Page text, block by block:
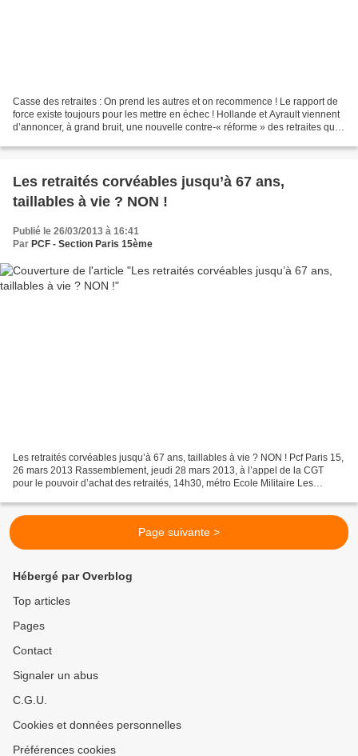
Casse des retraites : On prend les autres et on recommence ! Le rapport de
force existe toujours pour les mettre en échec ! Hollande et Ayrault viennent
d’annoncer, à grand bruit, une nouvelle contre-« réforme » des retraites qui
Les retraités corvéables jusqu’à 67 ans,
taillables à vie ? NON !
Publié le 26/03/2013 à 16:41
Par PCF - Section Paris 15ème
Les retraités corvéables jusqu’à 67 ans, taillables à vie ? NON ! Pcf Paris 15,
26 mars 2013 Rassemblement, jeudi 28 mars 2013, à l’appel de la CGT
pour le pouvoir d’achat des retraités, 14h30, métro Ecole Militaire Les
Page suivante >
Hébergé par Overblog
Top articles
Pages
Contact
Signaler un abus
C.G.U.
Cookies et données personnelles
Préférences cookies